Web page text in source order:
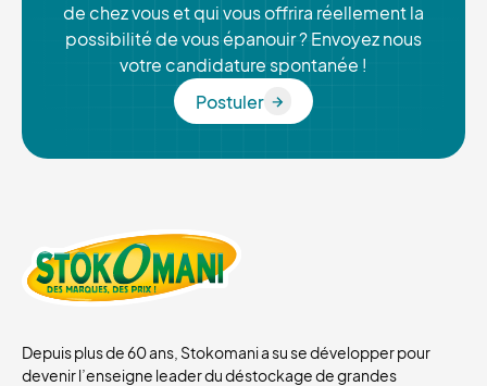
de chez vous et qui vous offrira réellement la
possibilité de vous épanouir ? Envoyez nous
votre candidature spontanée !
Postuler
Postuler
Depuis plus de 60 ans, Stokomani a su se développer pour
devenir l’enseigne leader du déstockage de grandes